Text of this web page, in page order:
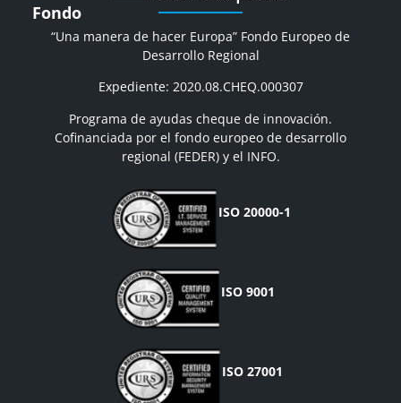
Fondo
“Una manera de hacer Europa” Fondo Europeo de
Desarrollo Regional
Expediente: 2020.08.CHEQ.000307
Programa de ayudas cheque de innovación.
Cofinanciada por el fondo europeo de desarrollo
regional (FEDER) y el INFO.
ISO 20000-1
ISO 9001
ISO 27001